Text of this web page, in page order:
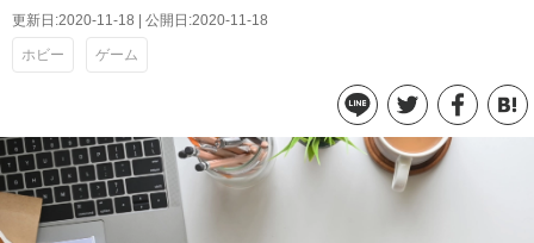
更新日:2020-11-18 | 公開日:2020-11-18
ホビー ゲーム